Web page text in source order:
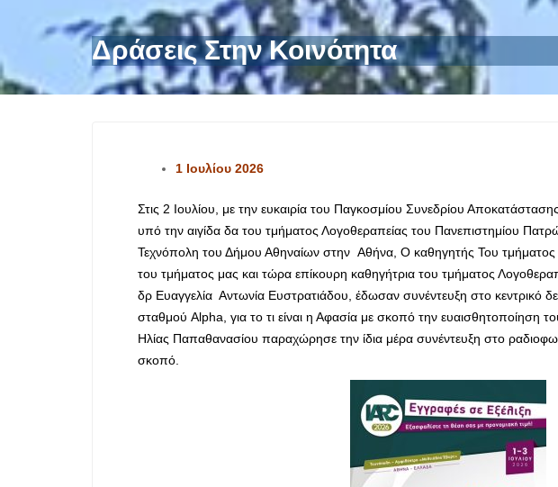
Δράσεις Στην Κοινότητα
1 Ιουλίου 2026
Στις 2 Ιουλίου, με την ευκαιρία του Παγκοσμίου Συνεδρίου
υπό την αιγίδα δα του τμήματος Λογοθεραπείας του Πανεπιστημίου
Τεχνόπολη του Δήμου Αθηναίων στην Αθήνα, Ο καθηγητής Του
του τμήματος μας και τώρα επίκουρη καθηγήτρια του τμήματος
δρ Ευαγγελία Αντωνία Ευστρατιάδου, έδωσαν συνέντευξη στο κεντρικό
σταθμού Alpha , για το τι είναι η Αφασία με σκοπό την ευαισθητοποίηση
Ηλίας Παπαθανασίου παραχώρησε την ίδια μέρα συνέντευξη στο
σκοπό.